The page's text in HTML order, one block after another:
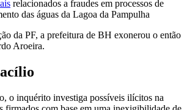
relacionados a fraudes em processos de
das águas da Lagoa da Pampulha
da PF, a prefeitura de BH exonerou o então
Aroeira.
o inquérito investiga possíveis ilícitos na